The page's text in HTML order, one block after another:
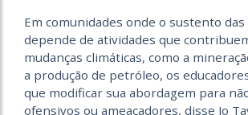
Em comunidades onde o sustento das
depende de atividades que
mudanças climáticas, como a
a produção de petróleo, os
que modificar sua abordagem para
ofensivos ou ameaçadores, disse Jo